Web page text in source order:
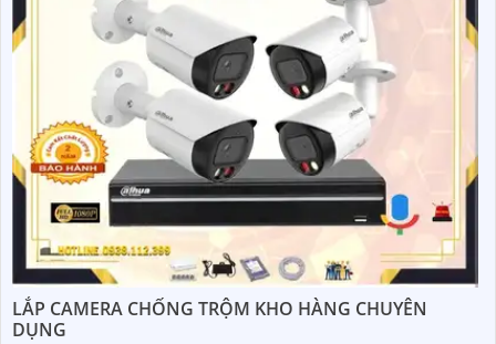
LẮP CAMERA CHỐNG TRỘM KHO HÀNG CHUYÊN
DỤNG